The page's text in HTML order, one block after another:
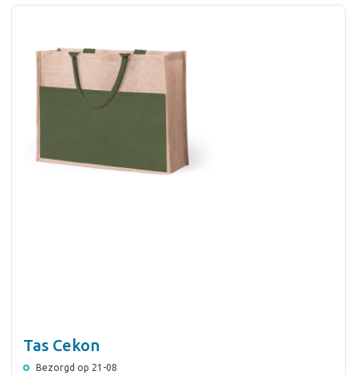
Tas Cekon
Bezorgd op 21-08